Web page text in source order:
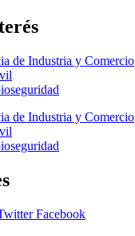
de Industria y Comercio
de Industria y Comercio
Facebook